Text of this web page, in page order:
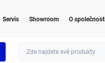
Servis Showroom O